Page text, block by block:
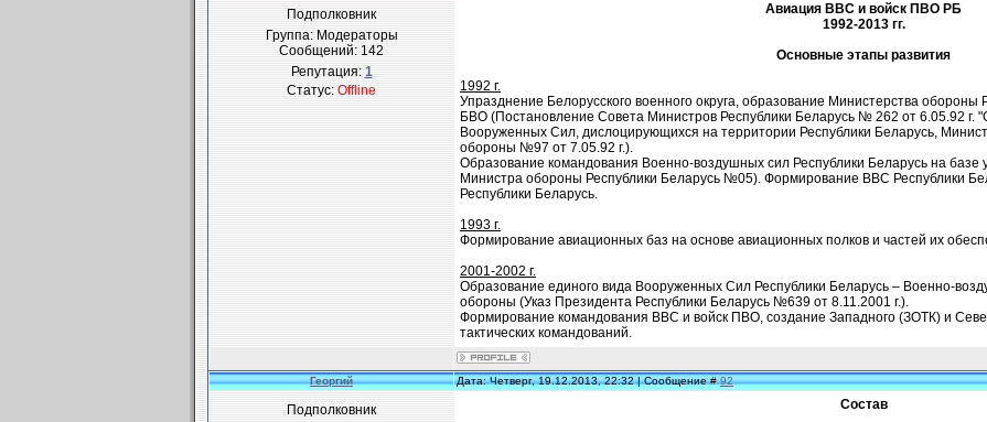
Подполковник
Группа: Модераторы
Сообщений:142
Репутация:1
Статус:Offline
Авиация ВВС и войск ПВО РБ
1992-2013 гг.
Основные этапы развития
1992 г.
Упразднение Белорусского военного округа, образование Министерства обороны
БВО (Постановление Совета Министров Республики Беларусь № 262 от 6.05.92
Вооруженных Сил, дислоцирующихся на территории Республики Беларусь,
обороны №97 от 7.05.92 г.).
Образование командования Военно-воздушных сил Республики Беларусь на базе
Министра обороны Республики Беларусь №05). Формирование ВВС Республики
Республики Беларусь.
1993 г.
Формирование авиационных баз на основе авиационных полков и частей их
2001-2002 г.
Образование единого вида Вооруженных Сил Республики Беларусь – Военно-
обороны (Указ Президента Республики Беларусь №639 от 8.11.2001 г.).
Формирование командования ВВС и войск ПВО, создание Западного (ЗОТК) и
тактических командований.
Георгий Дата: Четверг, 19.12.2013, 22:32 | Сообщение #92
Подполковник
Состав